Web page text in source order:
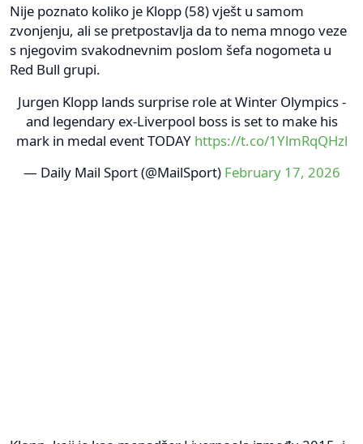
Nije poznato koliko je Klopp (58) vješt u samom
zvonjenju, ali se pretpostavlja da to nema mnogo veze
s njegovim svakodnevnim poslom šefa nogometa u
Red Bull grupi.
Jurgen Klopp lands surprise role at Winter Olympics -
and legendary ex-Liverpool boss is set to make his
mark in medal event TODAY https://t.co/1YlmRqQHzl
— Daily Mail Sport (@MailSport) February 17, 2026